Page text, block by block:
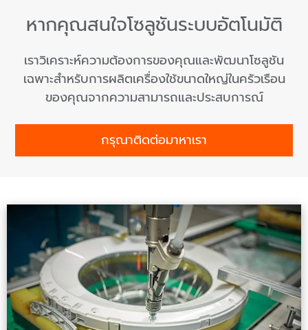
หากคุณสนใจโซลูชันระบบอัตโนมัติ
เราวิเคราะห์ความต้องการของคุณและพัฒนาโซลูชัน
เฉพาะสำหรับการผลิตเครื่องใช้ขนาดใหญ่ในครัวเรือน
ของคุณจากความสามารถและประสบการณ์
กรุณาติดต่อมาหาเรา